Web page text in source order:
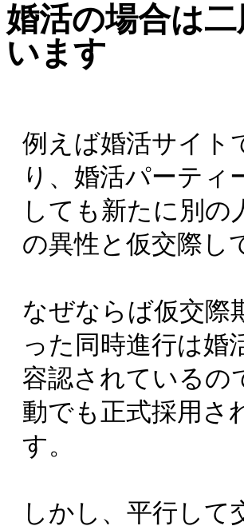
婚活の場合は
います
例えば婚活サイト
り、婚活パーテ
しても新たに別
の異性と仮交際し
なぜならば仮交際
った同時進行は婚
容認されているの
動でも正式採用さ
す。
しかし、平行し